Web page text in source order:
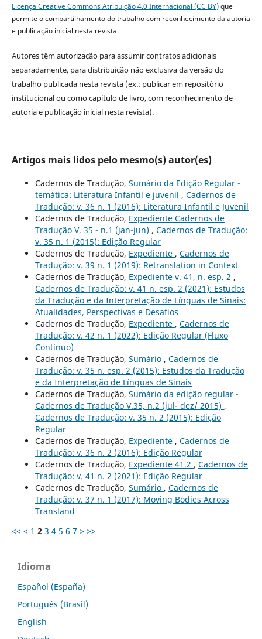
Licença Creative Commons Atribuição 4.0 Internacional (CC BY)que
permite o compartilhamento do trabalho com reconhecimento da autoria
e publicação inicial nesta revista.
Autores têm autorização para assumir contratos adicionais
separadamente, para distribuição não exclusiva da versão do
trabalho publicada nesta revista (ex.: publicar em repositório
institucional ou como capítulo de livro, com reconhecimento de
autoria e publicação inicial nesta revista).
Artigos mais lidos pelo mesmo(s) autor(es)
Cadernos de Tradução, Sumário da Edição Regular -
temática: Literatura Infantil e juvenil , Cadernos de
Tradução: v. 36 n. 1 (2016): Literatura Infantil e Juvenil
Cadernos de Tradução, Expediente Cadernos de
Tradução V. 35 - n.1 (jan-jun) , Cadernos de Tradução:
v. 35 n. 1 (2015): Edição Regular
Cadernos de Tradução, Expediente , Cadernos de
Tradução: v. 39 n. 1 (2019): Retranslation in Context
Cadernos de Tradução, Expediente v. 41, n. esp. 2 ,
Cadernos de Tradução: v. 41 n. esp. 2 (2021): Estudos
da Tradução e da Interpretação de Línguas de Sinais:
Atualidades, Perspectivas e Desafios
Cadernos de Tradução, Expediente , Cadernos de
Tradução: v. 42 n. 1 (2022): Edição Regular (Fluxo
Contínuo)
Cadernos de Tradução, Sumário , Cadernos de
Tradução: v. 35 n. esp. 2 (2015): Estudos da Tradução
e da Interpretação de Línguas de Sinais
Cadernos de Tradução, Sumário da edição regular -
Cadernos de Tradução V.35, n.2 (jul- dez/ 2015) ,
Cadernos de Tradução: v. 35 n. 2 (2015): Edição
Regular
Cadernos de Tradução, Expediente , Cadernos de
Tradução: v. 36 n. 2 (2016): Edição Regular
Cadernos de Tradução, Expediente 41.2 , Cadernos de
Tradução: v. 41 n. 2 (2021): Edição Regular
Cadernos de Tradução, Sumário , Cadernos de
Tradução: v. 37 n. 1 (2017): Moving Bodies Across
Transland
<< < 1 2 3 4 5 6 7 > >>
Idioma
Español (España)
Português (Brasil)
English